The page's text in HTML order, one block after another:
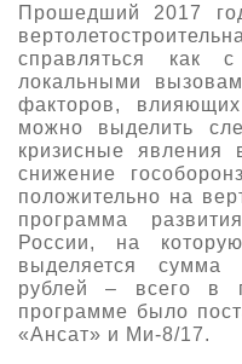
Прошедший 2017
справляться как
локальными
факторов,
можно выделить
кризисные явления
снижение
положительно на
программа
России, на
выделяется
рублей – всего в
программе было
«Ансат» и Ми-8/17.